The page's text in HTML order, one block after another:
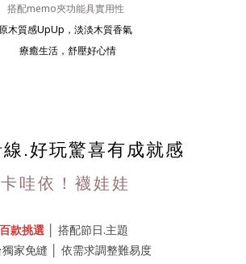
搭配memo夾功能具實用性
原木質感UpUp，淡淡木質香氣
療癒生活，舒壓好心情
.好玩驚喜有成就感
卡哇依！襪娃娃
百款挑選
搭配節日.主題
家免縫
依需求調整難易度